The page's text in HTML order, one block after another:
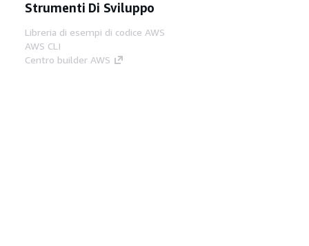
Strumenti Di Sviluppo
Libreria di esempi di codice AWS
AWS CLI
Centro builder AWS